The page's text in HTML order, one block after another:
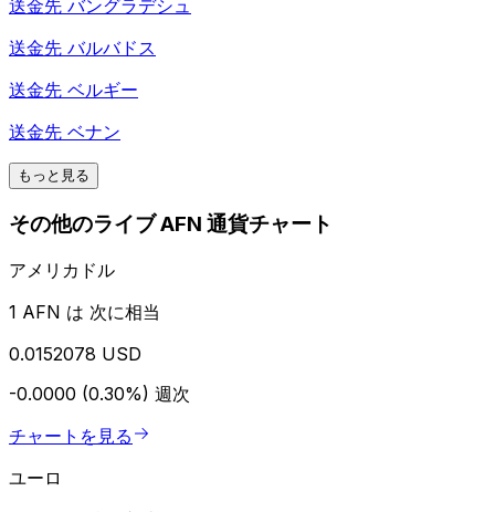
送金先 バングラデシュ
送金先 バルバドス
送金先 ベルギー
送金先 ベナン
もっと見る
その他のライブ AFN 通貨チャート
アメリカドル
1 AFN は 次に相当
0.0152078 USD
-0.0000 (0.30%) 週次
チャートを見る
ユーロ